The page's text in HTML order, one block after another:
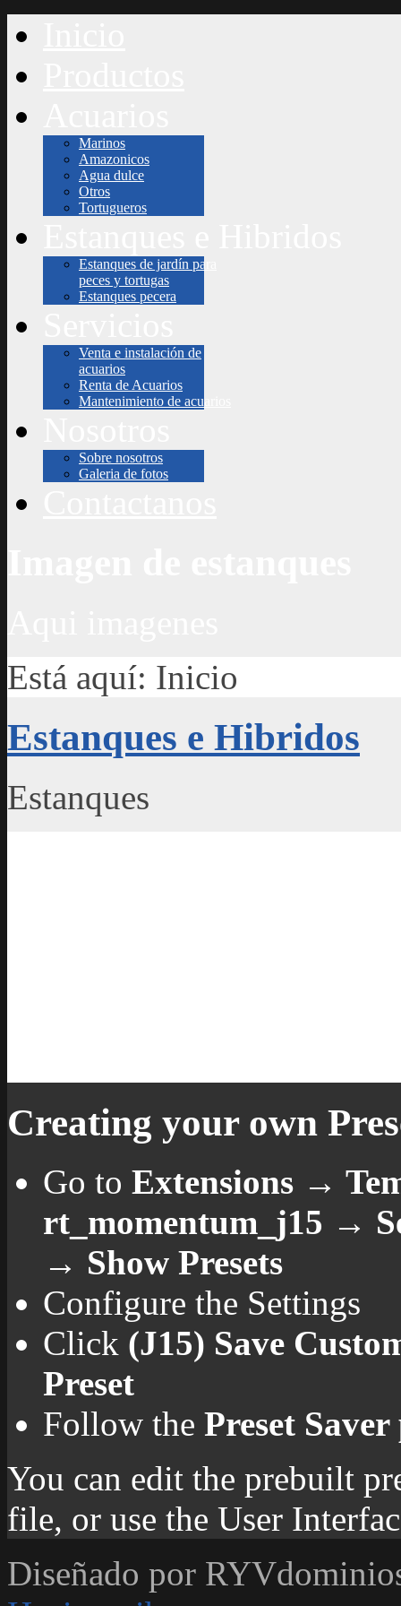
Marinos
Amazonicos
Agua dulce
Otros
Tortugueros
Estanques de jardín para
peces y tortugas
Estanques pecera
Venta e instalación de
acuarios
Renta de Acuarios
Mantenimiento de acuarios
Sobre nosotros
Galeria de fotos
Está aquí: Inicio
Estanques e Hibridos
Estanques
Creating your own
Go to Extensions →
rt_momentum_j15 →
→ Show Presets
Configure the Settings
Click (J15) Save
Preset
Follow the Preset
You can edit the prebuilt
file, or use the User
Diseñado por